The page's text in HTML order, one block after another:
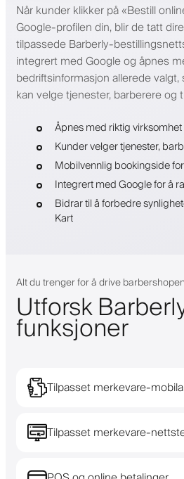
Når kunder klikker på «Bestill
Google-profilen din, blir de tatt
tilpassede Barberly-
integrert med Google og åpnes
bedriftsinformasjon allerede
kan velge tjenester, barberere og
Åpnes med riktig
Kunder velger tjenester,
Mobilvennlig bookingside
Integrert med Google for å
Bidrar til å forbedre
Kart
Alt du trenger for å drive
Utforsk
funksjoner
Tilpasset merkevare-
Tilpasset merkevare-